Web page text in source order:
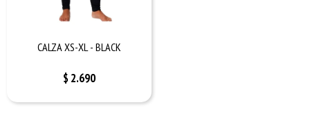
CALZA XS-XL - BLACK
$ 2.690